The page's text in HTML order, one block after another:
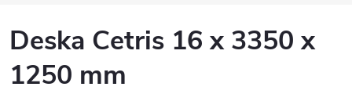
Deska Cetris 16 x 3350 x
1250 mm